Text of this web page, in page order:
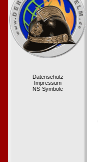
Datenschutz
Impressum
NS-Symbole